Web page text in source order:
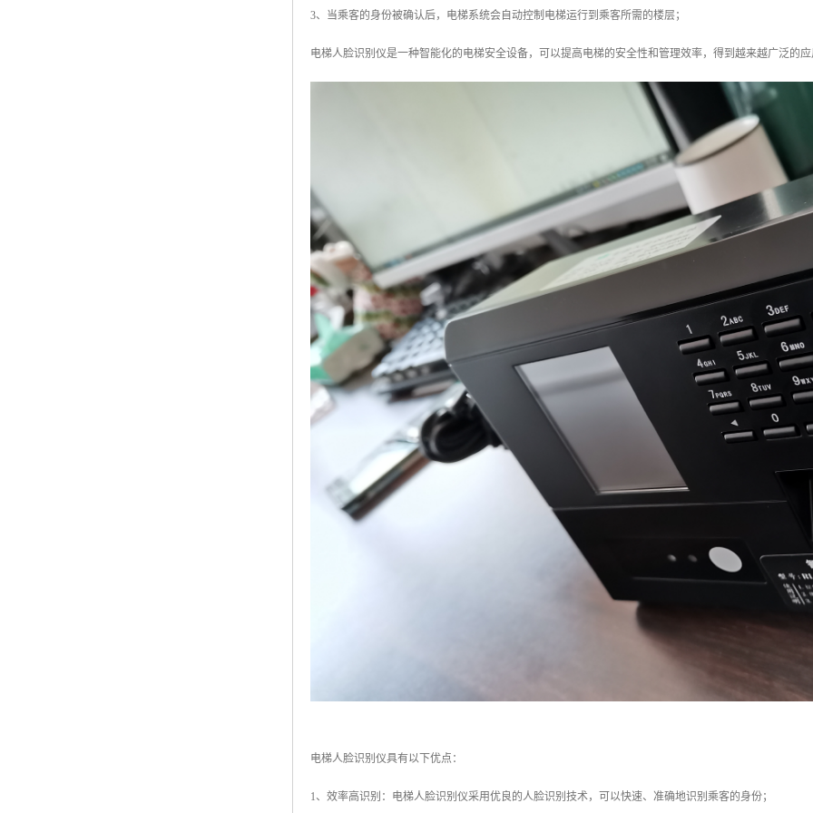
3、当乘客的身份被确认后，电梯系统会自动控制电梯运行到乘客所需的楼层；
电梯人脸识别仪是一种智能化的电梯安全设备，可以提高电梯的安全性和管理效率，得到越来越广泛的
电梯人脸识别仪具有以下优点：
1、效率高识别：电梯人脸识别仪采用优良的人脸识别技术，可以快速、准确地识别乘客的身份；